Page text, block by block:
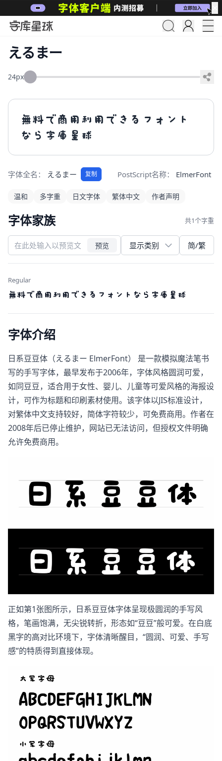
えるまー
24px
無料で商用利用できるフォント
なら字庫星球
字体全名： えるまー 复制 PostScript名称： ElmerFont
温和 多字重 日文字体 繁体中文 作者声明
字体家族 共1个字重
预览 简/繁
Regular
無料で商用利用できるフォントなら字庫星球
字体介绍
日系豆豆体（えるまー ElmerFont）​ 是一款模拟魔法笔书
写的手写字体，最早发布于2006年，字体风格圆润可爱，
如同豆豆，适合用于女性、婴儿、儿童等可爱风格的海报设
计，可作为标题和印刷素材使用。该字体以JIS标准设计，
对繁体中文支持较好，简体字符较少，可免费商用。作者在
2008年后已停止维护，网站已无法访问，但授权文件明确
允许免费商用。
正如第1张图所示，日系豆豆体字体呈现极圆润的手写风
格，笔画饱满，无尖锐转折，形态如“豆豆”般可爱。在白底
黑字的高对比环境下，字体清晰醒目，“圆润、可爱、手写
感”的特质得到直接体现。